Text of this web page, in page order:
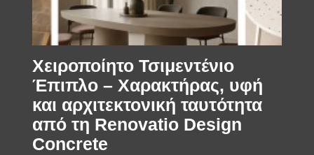
Χειροποίητο Τσιμεντένιο
Έπιπλο – Χαρακτήρας, υφή
και αρχιτεκτονική ταυτότητα
από τη Renovatio Design
Concrete